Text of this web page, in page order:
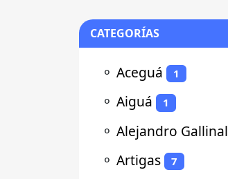
CATEGORÍAS
⚬ Aceguá 1
⚬ Aiguá 1
⚬ Alejandro Gallinal
⚬ Artigas 7